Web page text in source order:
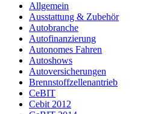
Allgemein
Ausstattung & Zubehör
Autobranche
Autofinanzierung
Autonomes Fahren
Autoshows
Autoversicherungen
Brennstoffzellenantrieb
CeBIT
Cebit 2012